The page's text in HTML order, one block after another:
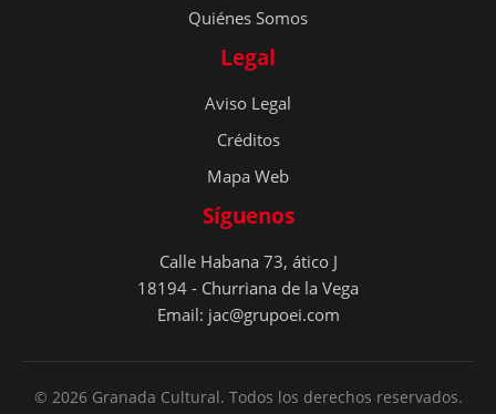
Quiénes Somos
Legal
Aviso Legal
Créditos
Mapa Web
Síguenos
Calle Habana 73, ático J
18194 - Churriana de la Vega
Email: jac@grupoei.com
© 2026 Granada Cultural. Todos los derechos reservados.